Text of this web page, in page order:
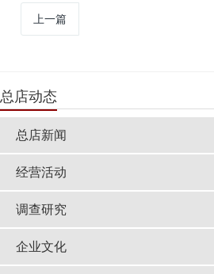
上一篇
总店动态
总店新闻
经营活动
调查研究
企业文化